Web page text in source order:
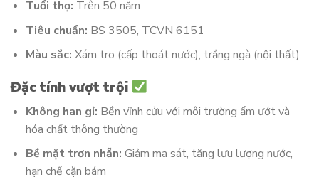
Tuổi thọ: Trên 50 năm
Tiêu chuẩn: BS 3505, TCVN 6151
Màu sắc: Xám tro (cấp thoát nước), trắng ngà (nội thất)
Đặc tính vượt trội
Không han gỉ: Bền vĩnh cửu với môi trường ẩm ướt và
hóa chất thông thường
Bề mặt trơn nhẵn: Giảm ma sát, tăng lưu lượng nước,
hạn chế cặn bám